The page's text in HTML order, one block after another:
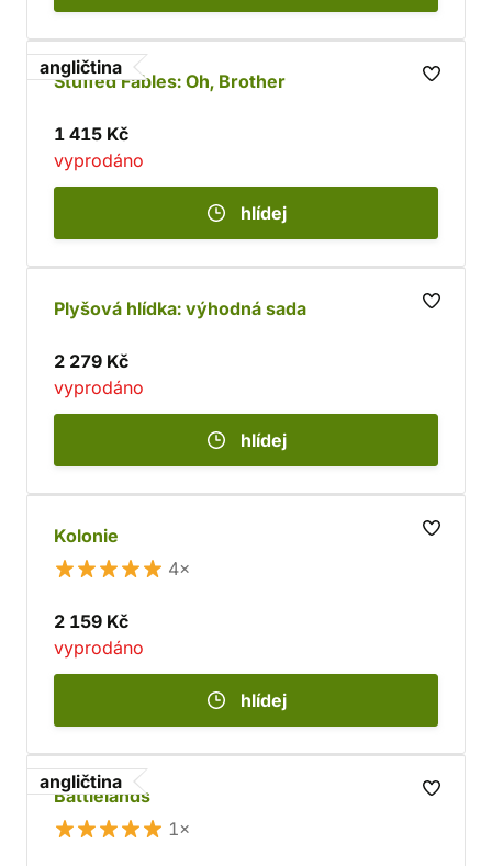
angličtina
Stuffed Fables: Oh, Brother
1 415 Kč
vyprodáno
hlídej
Plyšová hlídka: výhodná sada
2 279 Kč
vyprodáno
hlídej
Kolonie
4×
2 159 Kč
vyprodáno
hlídej
angličtina
Battlelands
1×